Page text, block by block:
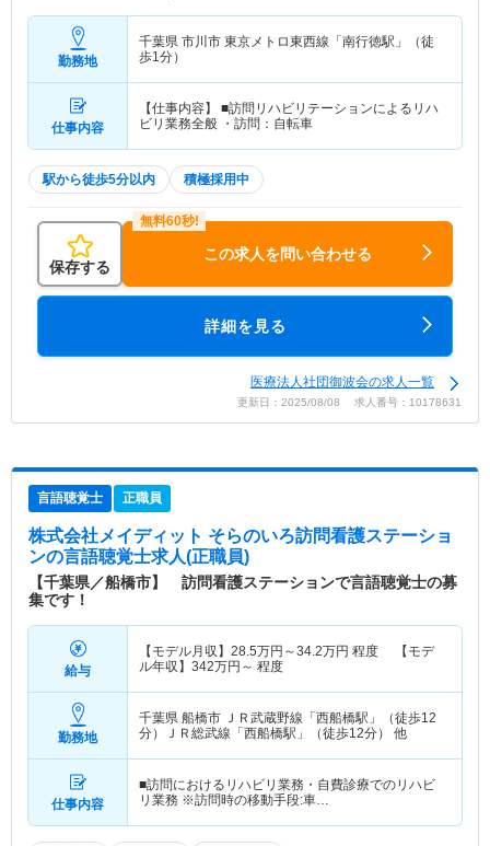
勤務地
千葉県 市川市 東京メトロ東西線「南行徳駅」（徒
歩1分）
仕事内容
【仕事内容】 ■訪問リハビリテーションによるリハ
ビリ業務全般 ・訪問：自転車
駅から徒歩5分以内 積極採用中
保存する
この求人を問い合わせる
詳細を見る
医療法人社団御波会の求人一覧
更新日：2025/08/08 求人番号：10178631
言語聴覚士 正職員
株式会社メイディット そらのいろ訪問看護ステーショ
ンの言語聴覚士求人(正職員)
【千葉県／船橋市】 訪問看護ステーションで言語聴覚士の募
集です！
給与
【モデル月収】 28.5万円～34.2万円 程度 【モデ
ル年収】 342万円～ 程度
勤務地
千葉県 船橋市 ＪＲ武蔵野線「西船橋駅」（徒歩12
分）ＪＲ総武線「西船橋駅」（徒歩12分） 他
仕事内容
■訪問におけるリハビリ業務・自費診療でのリハビ
リ業務 ※訪問時の移動手段:車…